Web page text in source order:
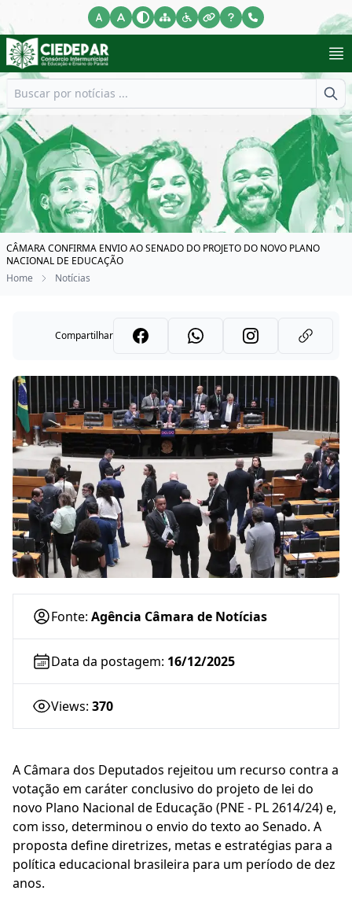
CÂMARA CONFIRMA ENVIO AO SENADO DO PROJETO DO NOVO PLANO
NACIONAL DE EDUCAÇÃO
Home
Notícias
Compartilhar
Fonte: Agência Câmara de Notícias
Data da postagem: 16/12/2025
Views: 370
A Câmara dos Deputados rejeitou um recurso contra a
votação em caráter conclusivo do projeto de lei do
novo Plano Nacional de Educação (PNE - PL 2614/24) e,
com isso, determinou o envio do texto ao Senado. A
proposta define diretrizes, metas e estratégias para a
política educacional brasileira para um período de dez
anos.